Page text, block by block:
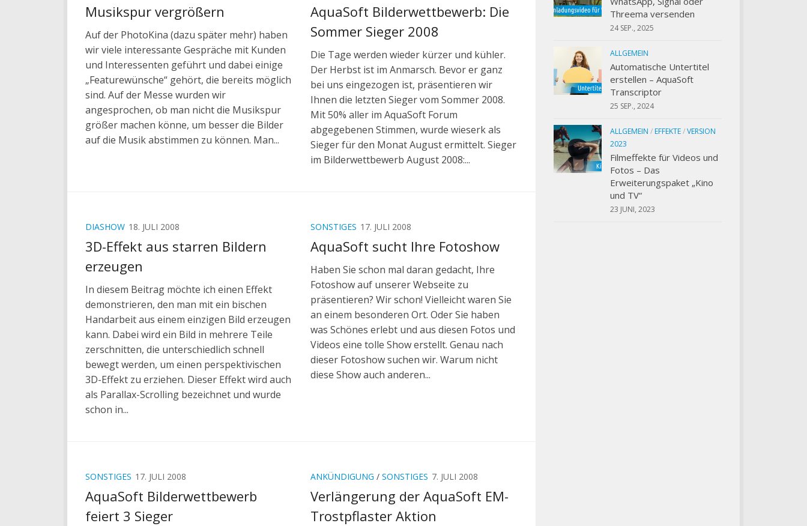
Musikspur vergrößern
Auf der PhotoKina (dazu später mehr) haben
wir viele interessante Gespräche mit Kunden
und Interessenten geführt und dabei einige
„Featurewünsche“ gehört, die bereits möglich
sind. Auf der Messe wurden wir
angesprochen, ob man nicht die Musikspur
größer machen könne, um besser die Bilder
auf die Musik abstimmen zu können. Man...
AquaSoft Bilderwettbewerb: Die
Sommer Sieger 2008
Die Tage werden wieder kürzer und kühler.
Der Herbst ist im Anmarsch. Bevor er ganz
bei uns eingezogen ist, präsentieren wir
Ihnen die letzten Sieger vom Sommer 2008.
Mit 50% aller im AquaSoft Forum
abgegebenen Stimmen, wurde wieserk als
Sieger für den Monat August ermittelt. Sieger
im Bilderwettbewerb August 2008:...
DIASHOW 18. JULI 2008
3D-Effekt aus starren Bildern
erzeugen
In diesem Beitrag möchte ich einen Effekt
demonstrieren, den man mit ein bischen
Handarbeit aus einem einzigen Bild erzeugen
kann. Dabei wird ein Bild in mehrere Teile
zerschnitten, die unterschiedlich schnell
bewegt werden, um einen perspektivischen
3D-Effekt zu erziehen. Dieser Effekt wird auch
als Parallax-Scrolling bezeichnet und wurde
schon in...
SONSTIGES 17. JULI 2008
AquaSoft sucht Ihre Fotoshow
Haben Sie schon mal daran gedacht, Ihre
Fotoshow auf unserer Webseite zu
präsentieren? Wir schon! Vielleicht waren Sie
an einem besonderen Ort. Oder Sie haben
was Schönes erlebt und aus diesen Fotos und
Videos eine tolle Show erstellt. Genau nach
dieser Fotoshow suchen wir. Warum nicht
diese Show auch anderen...
SONSTIGES 17. JULI 2008
AquaSoft Bilderwettbewerb
feiert 3 Sieger
ANKÜNDIGUNG / SONSTIGES 7. JULI 2008
Verlängerung der AquaSoft EM-
Trostpflaster Aktion
Threema versenden
24 SEP., 2025
ALLGEMEIN
Automatische Untertitel
erstellen – AquaSoft
Transcriptor
25 SEP., 2024
ALLGEMEIN / EFFEKTE/VERSION
2023
Filmeffekte für Videos und
Fotos – Das
Erweiterungspaket „Kino
und TV“
23 JUNI, 2023